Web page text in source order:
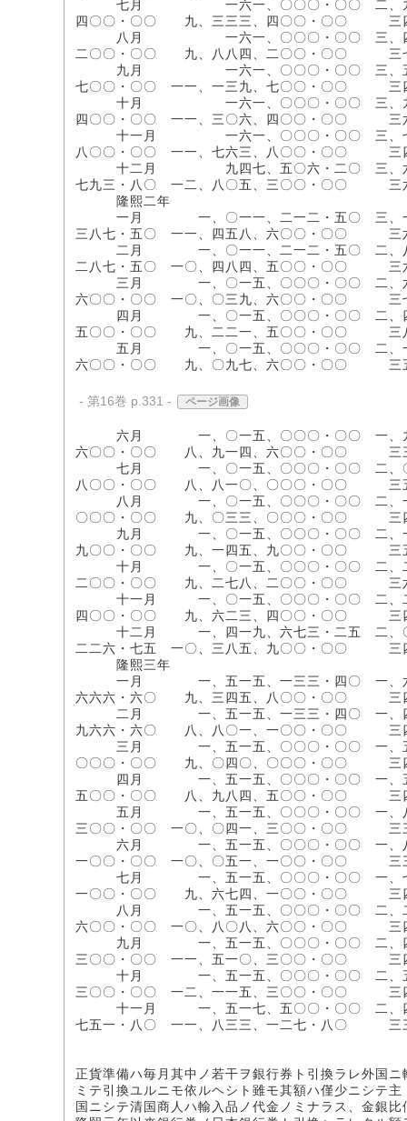
七月 一六一、〇〇〇・〇〇 二、九五五、
四〇〇・〇〇 九、三三三、四〇〇・〇〇
八月 一六一、〇〇〇・〇〇 三、四五五、
二〇〇・〇〇 九、八八四、二〇〇・〇〇
九月 一六一、〇〇〇・〇〇 三、五九五、
七〇〇・〇〇 一一、一三九、七〇〇・〇
十月 一六一、〇〇〇・〇〇 三、九一五、
四〇〇・〇〇 一一、三〇六、四〇〇・〇
十一月 一六一、〇〇〇・〇〇 三、七九五
八〇〇・〇〇 一一、七六三、八〇〇・〇
十二月 九四七、五〇六・二〇 三、六三五
七九三・八〇 一二、八〇五、三〇〇・〇
隆熙二年
一月 一、〇一一、二一二・五〇 三、一一
三八七・五〇 一一、四五八、六〇〇・〇
二月 一、〇一一、二一二・五〇 二、八〇
二八七・五〇 一〇、四八四、五〇〇・〇
三月 一、〇一五、〇〇〇・〇〇 二、六四
六〇〇・〇〇 一〇、〇三九、六〇〇・〇
四月 一、〇一五、〇〇〇・〇〇 二、四八
五〇〇・〇〇 九、二二一、五〇〇・〇〇
五月 一、〇一五、〇〇〇・〇〇 二、一八
六〇〇・〇〇 九、〇九七、六〇〇・〇〇
- 第16巻 p.331 - ページ画像
六月 一、〇一五、〇〇〇・〇〇 一、九七
六〇〇・〇〇 八、九一四、六〇〇・〇〇
七月 一、〇一五、〇〇〇・〇〇 二、〇六
八〇〇・〇〇 八、八一〇、〇〇〇・〇〇
八月 一、〇一五、〇〇〇・〇〇 二、一一
〇〇〇・〇〇 九、〇三三、〇〇〇・〇〇
九月 一、〇一五、〇〇〇・〇〇 二、一八
九〇〇・〇〇 九、一四五、九〇〇・〇〇
十月 一、〇一五、〇〇〇・〇〇 二、二九
二〇〇・〇〇 九、二七八、二〇〇・〇〇
十一月 一、〇一五、〇〇〇・〇〇 二、二一
四〇〇・〇〇 九、六二三、四〇〇・〇〇
十二月 一、四一九、六七三・二五 二、〇八
二二六・七五 一〇、三八五、九〇〇・〇
隆熙三年
一月 一、五一五、一三三・四〇 一、六三
六六六・六〇 九、三四五、八〇〇・〇〇
二月 一、五一五、一三三・四〇 一、四三
九六六・六〇 八、八〇一、一〇〇・〇〇
三月 一、五一五、〇〇〇・〇〇 一、五二
〇〇〇・〇〇 九、〇四〇、〇〇〇・〇〇
四月 一、五一五、〇〇〇・〇〇 一、五一
五〇〇・〇〇 八、九八四、五〇〇・〇〇
五月 一、五一五、〇〇〇・〇〇 一、八四
三〇〇・〇〇 一〇、〇四一、三〇〇・〇
六月 一、五一五、〇〇〇・〇〇 一、八四
一〇〇・〇〇 一〇、〇五一、一〇〇・〇
七月 一、五一五、〇〇〇・〇〇 一、七三
一〇〇・〇〇 九、六七四、一〇〇・〇〇
八月 一、五一五、〇〇〇・〇〇 二、二〇
六〇〇・〇〇 一〇、八〇八、六〇〇・〇
九月 一、五一五、〇〇〇・〇〇 二、四三
三〇〇・〇〇 一一、五一〇、三〇〇・〇
十月 一、五一五、〇〇〇・〇〇 二、五四
三〇〇・〇〇 一二、一一五、三〇〇・〇
十一月 一、五一七、五〇〇・〇〇 二、四二
七五一・八〇 一一、八三三、一二七・八
正貨準備ハ毎月其中ノ若干ヲ銀行券ト引換ラレ外国
ミテ引換ユルニモ依ルヘシト雖モ其額ハ僅少ニシテ
国ニシテ清国商人ハ輸入品ノ代金ノミナラス、金銀